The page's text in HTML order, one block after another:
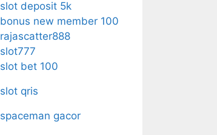
slot deposit 5k
bonus new member 100
rajascatter888
slot777
slot bet 100
slot qris
spaceman gacor